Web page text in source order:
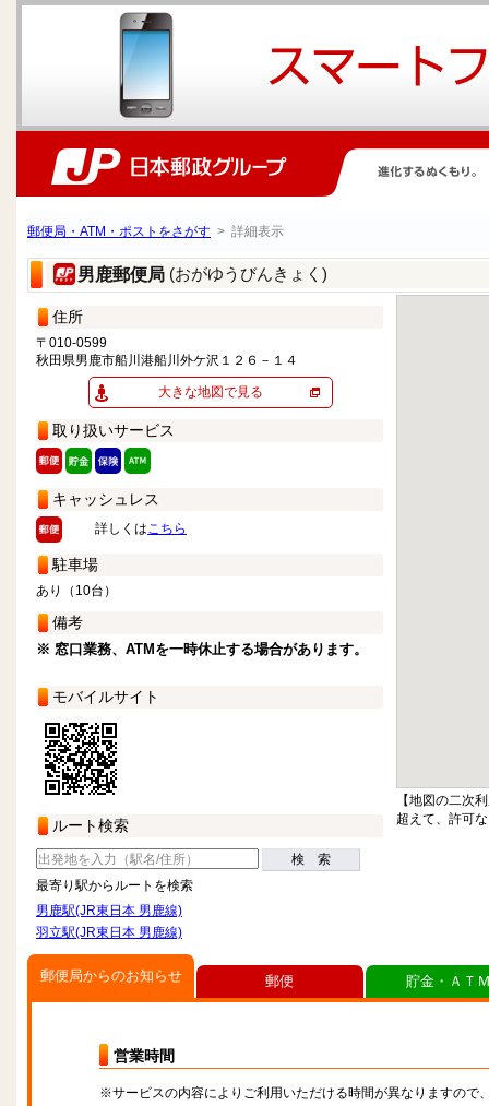
郵便局・ATM・ポストをさがす > 詳細表示
男鹿郵便局 (おがゆうびんきょく)
住所
〒010-0599
秋田県男鹿市船川港船川外ケ沢１２６－１４
大きな地図で見る
取り扱いサービス
キャッシュレス
詳しくはこちら
駐車場
あり（10台）
備考
※ 窓口業務、ATMを一時休止する場合があります。
モバイルサイト
ルート検索
検 索
最寄り駅からルートを検索
男鹿駅(JR東日本 男鹿線)
羽立駅(JR東日本 男鹿線)
【地図の二次
超えて、許可
郵便局からのお知らせ
営業時間
※サービスの内容によりご利用いただける時間が異なりますので
郵便 貯金・ＡＴ